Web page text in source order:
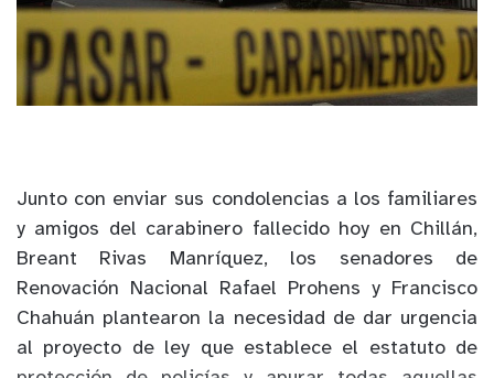
Junto con enviar sus condolencias a los familiares
y amigos del carabinero fallecido hoy en Chillán,
Breant Rivas Manríquez, los senadores de
Renovación Nacional Rafael Prohens y Francisco
Chahuán plantearon la necesidad de dar urgencia
al proyecto de ley que establece el estatuto de